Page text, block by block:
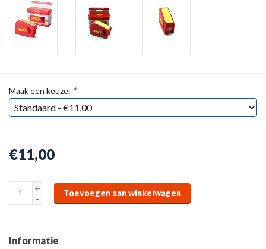
Maak een keuze: *
€11,00
+
-
Toevoegen aan winkelwagen
Informatie